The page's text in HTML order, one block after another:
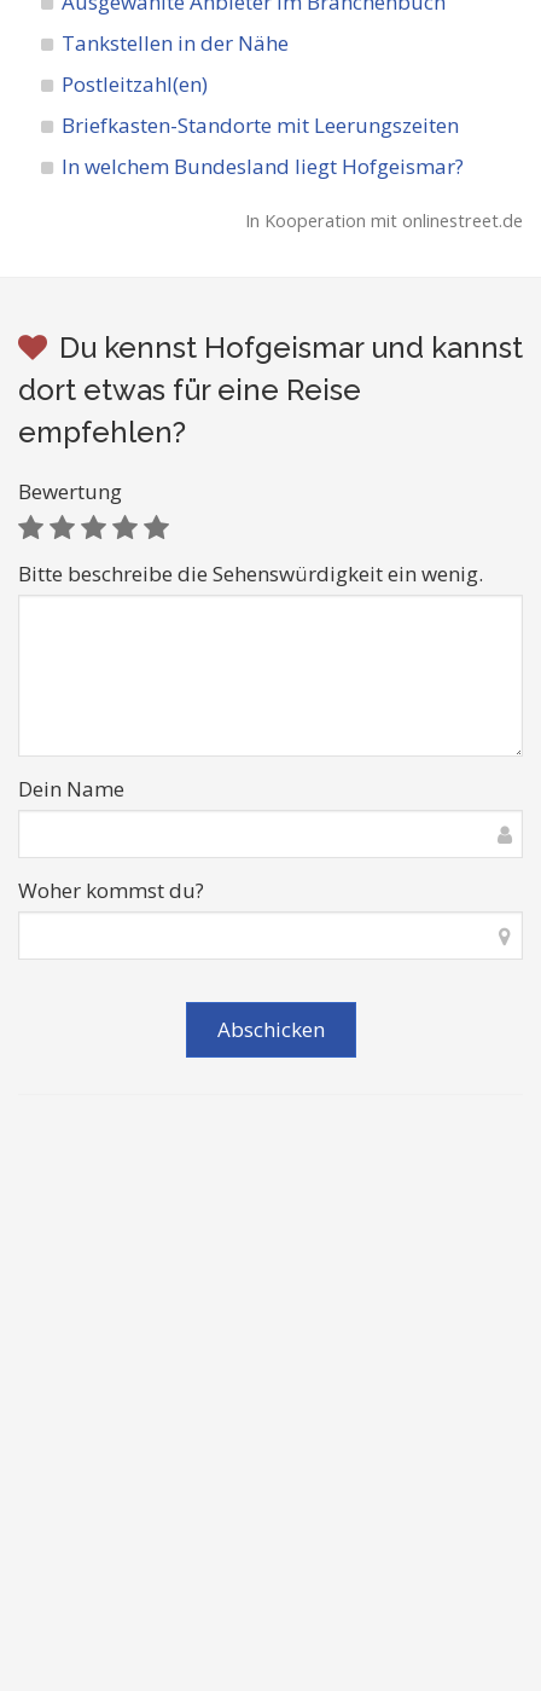
Tankstellen in der Nähe
Postleitzahl(en)
Briefkasten-Standorte mit Leerungszeiten
In welchem Bundesland liegt Hofgeismar?
In Kooperation mit onlinestreet.de
Du kennst Hofgeismar und kannst
dort etwas für eine Reise
empfehlen?
Bewertung
Bitte beschreibe die Sehenswürdigkeit ein wenig.
Dein Name
Woher kommst du?